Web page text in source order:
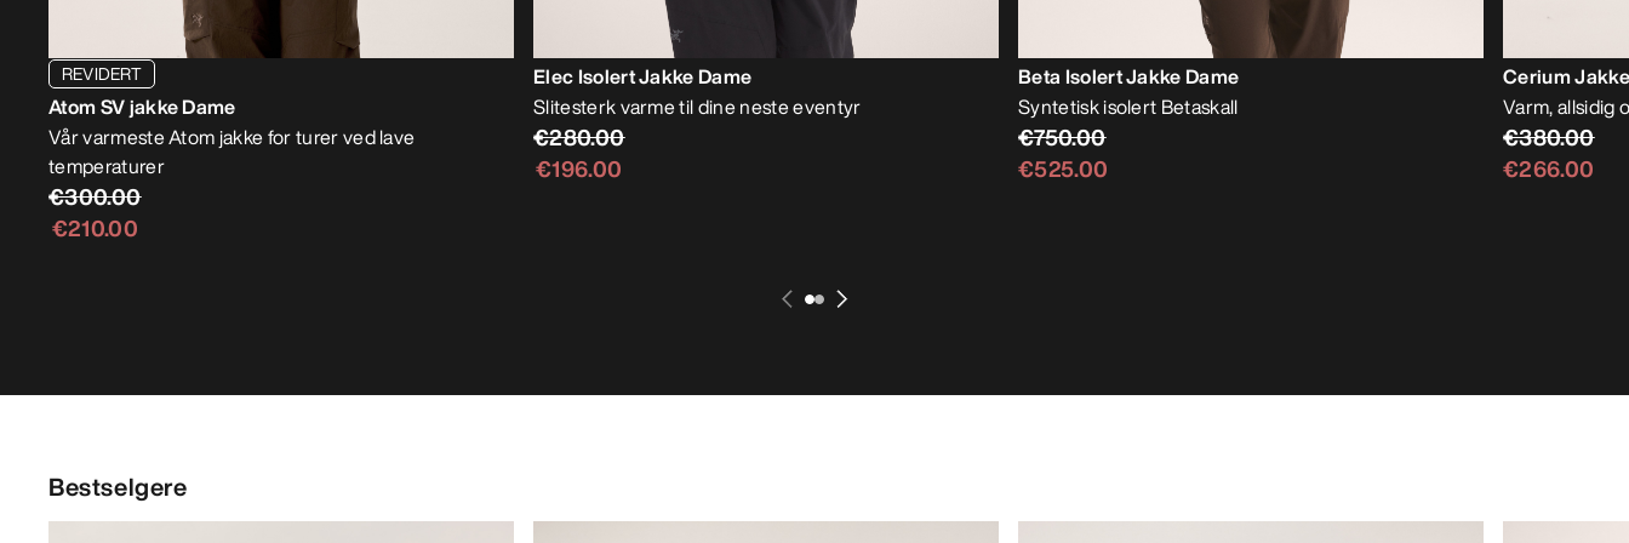
REVIDERT
Atom SV jakke Dame
Vår varmeste Atom jakke for turer ved lave
temperaturer
€300.00
€210.00
Elec Isolert Jakke Dame
Slitesterk varme til dine neste eventyr
€280.00
€196.00
Beta Isolert Jakke Dame
Syntetisk isolert Betaskall
€750.00
€525.00
Cerium
Varm, allsidig
€380.00
€266.00
Bestselgere